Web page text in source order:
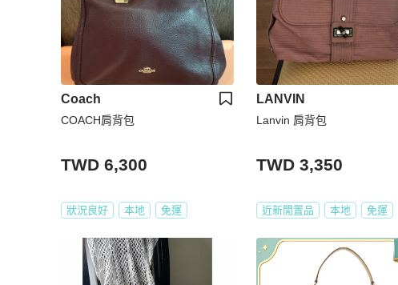
Coach
COACH肩背包
TWD 6,300
狀況良好 本地 免運
LANVIN
Lanvin 肩背包
TWD 3,350
近新閒置品 本地 免運